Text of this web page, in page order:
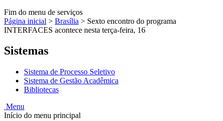
Fim do menu de serviços
Página inicial > Brasília > Sexto encontro do programa
INTERFACES acontece nesta terça-feira, 16
Sistemas
Sistema de Processo Seletivo
Sistema de Gestão Acadêmica
Bibliotecas
Menu
Início do menu principal